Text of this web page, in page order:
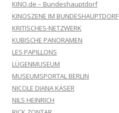
KINO.de – Bundeshauptdorf
KINOSZENE IM BUNDESHAUPTDORF
KRITISCHES-NETZWERK
KUBISCHE PANORAMEN
LES PAPILLONS
LÜGENMUSEUM
MUSEUMSPORTAL BERLIN
NICOLE DIANA KÄSER
NILS HEINRICH